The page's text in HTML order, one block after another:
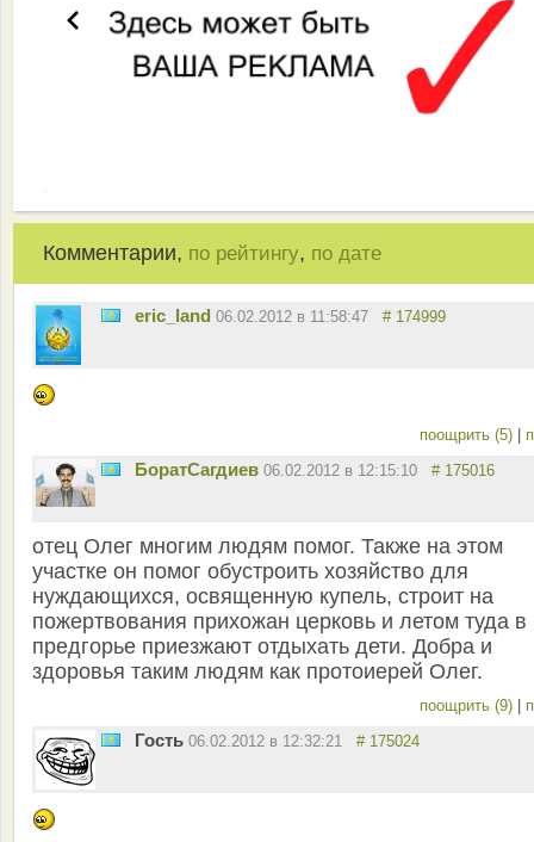
Комментарии, по рейтингу, по дате
eric_land 06.02.2012 в 11:58:47 # 174999
поощрить (5)
БоратСагдиев 06.02.2012 в 12:15:10 # 175016
отец Олег многим людям помог. Также на этом
участке он помог обустроить хозяйство для
нуждающихся, освященную купель, строит на
пожертвования прихожан церковь и летом туда в
предгорье приезжают отдыхать дети. Добра и
здоровья таким людям как протоиерей Олег.
поощрить (9)
Гость 06.02.2012 в 12:32:21 # 175024